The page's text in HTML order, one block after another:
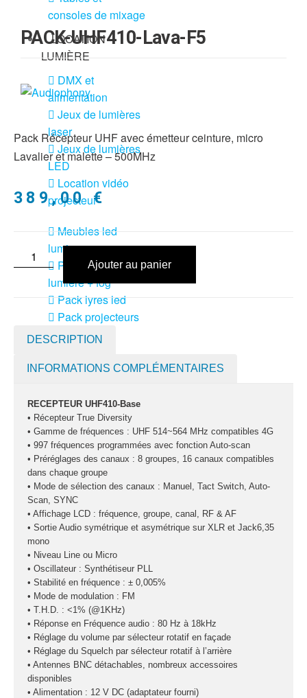
consoles de mixage
LOCATION
LUMIÈRE
DMX et
alimentation
Jeux de lumières
laser
Jeux de lumières
LED
Location vidéo
projecteur
Meubles led
lumineux
Pack jeux de
lumière + fog
Pack lyres led
Pack projecteurs
led divers
Pied et structure
Projecteurs led
divers
LOCATION
MACHINE À EFFETS
Machines à
brouillard
Machines à
confetti
Machines à
étincelles froide
Machines à
fumée-geyser
VENTE SONO ET
ÉCLAIRAGE
Éclairage
PACK-UHF410-Lava-F5
Pack Récepteur UHF avec émetteur ceinture, micro
Lavalier et malette – 500MHz
389,00€
Ajouter au panier
DESCRIPTION
INFORMATIONS COMPLÉMENTAIRES
RECEPTEUR UHF410-Base
• Récepteur True Diversity
• Gamme de fréquences : UHF 514~564 MHz compatibles 4G
• 997 fréquences programmées avec fonction Auto-scan
• Préréglages des canaux : 8 groupes, 16 canaux compatibles
dans chaque groupe
• Mode de sélection des canaux : Manuel, Tact Switch, Auto-
Scan, SYNC
• Affichage LCD : fréquence, groupe, canal, RF & AF
• Sortie Audio symétrique et asymétrique sur XLR et Jack6,35
mono
• Niveau Line ou Micro
• Oscillateur : Synthétiseur PLL
• Stabilité en fréquence : ± 0,005%
• Mode de modulation : FM
• T.H.D. : <1% (@1KHz)
• Réponse en Fréquence audio : 80 Hz à 18kHz
• Réglage du volume par sélecteur rotatif en façade
• Réglage du Squelch par sélecteur rotatif à l’arrière
• Antennes BNC détachables, nombreux accessoires
disponibles
• Alimentation : 12 V DC (adaptateur fourni)